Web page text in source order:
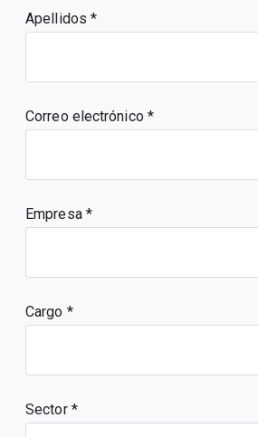
Apellidos
Correo electrónico
Empresa
Cargo
Sector *